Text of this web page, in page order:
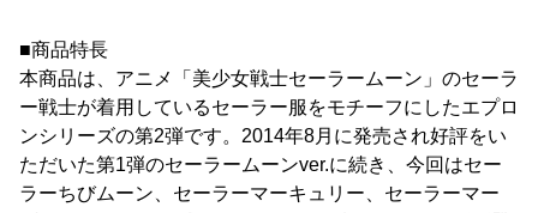
■商品特長
本商品は、アニメ「美少女戦士セーラームーン」のセーラ
ー戦士が着用しているセーラー服をモチーフにしたエプロ
ンシリーズの第2弾です。2014年8月に発売され好評をい
ただいた第1弾のセーラームーンver.に続き、今回はセー
ラーちびムーン、セーラーマーキュリー、セーラーマー